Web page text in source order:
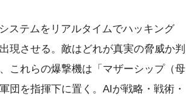
ステムをリアルタイムでハッキング
現させる。敵はどれが真実の脅威か判
これらの爆撃機は「マザーシップ（母
団を指揮下に置く。AIが戦略・戦術・